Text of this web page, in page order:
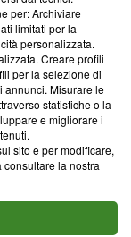
3 - 6900
per: Archiviare
limitati per la
personalizzata.
Creare profili
per la selezione di
annunci. Misurare le
statistiche o la
e migliorare i
sito e per modificare,
la nostra